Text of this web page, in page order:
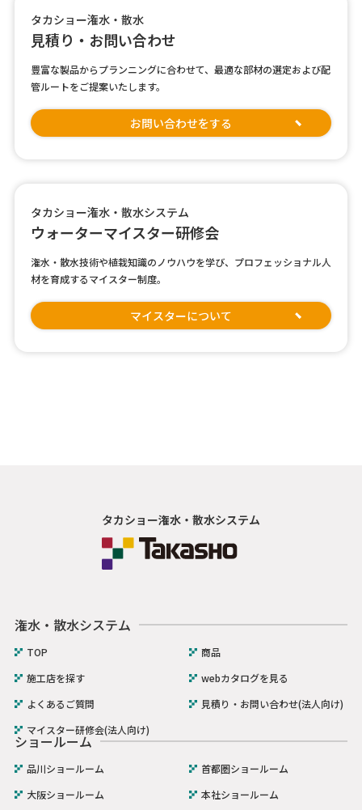
タカショー潅水・散水
見積り・お問い合わせ
豊富な製品からプランニングに合わせて、最適な部材の選定および配
管ルートをご提案いたします。
お問い合わせをする
タカショー潅水・散水システム
ウォーターマイスター研修会
潅水・散水技術や植栽知識のノウハウを学び、プロフェッショナル人
材を育成するマイスター制度。
マイスターについて
タカショー潅水・散水システム
潅水・散水システム
TOP
商品
施工店を探す
webカタログを見る
よくあるご質問
見積り・お問い合わせ(法人向け)
マイスター研修会(法人向け)
ショールーム
品川ショールーム
首都圏ショールーム
大阪ショールーム
本社ショールーム